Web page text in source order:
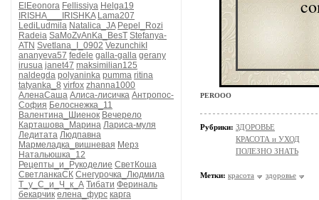
ElEeonora Fellissiya Helga19
IRISHA___IRISHKA Lama207
LediLudmila Natalica_JA Pepel_Rozi
Radeia SaMoZvAnKa_BesT Stefanya-
ATN Svetlana_I_0902 VezunchikI
ananyeva57 fedele galla-galla gerany
irusua janet47 maksimilian125
naldegda polyaninka pumma ritina
tatyanka_8 virfox zhanna1000
АленаСаша Алиса-лисичка Антропос-
София Белоснежка_11
Валентина_Шиенок Вечерело
Карташова_Марина Лариса-муля
Ледитата Людпавна
Мармеладка_вишневая Мерз
Натальюшка_12
Рецепты_и_Рукоделие СветКоша
СветланкаСК Снегурочка_Людмила
Т_у_С_и_Ч_к_А Тибати Фериналь
бекарчик елена_фурс карга
PEROOO
Рубрики: ЗДОРОВЬЕ
КРАСОТА и УХОД
ПОЛЕЗНО ЗНАТЬ
Метки: красота здоровье